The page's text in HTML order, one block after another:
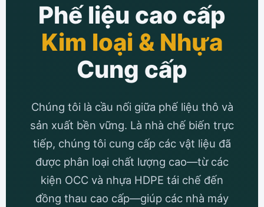
Phế liệu cao cấp
Kim loại & Nhựa
Cung cấp
Chúng tôi là cầu nối giữa phế liệu thô và
sản xuất bền vững. Là nhà chế biến trực
tiếp, chúng tôi cung cấp các vật liệu đã
được phân loại chất lượng cao—từ các
kiện OCC và nhựa HDPE tái chế đến
đồng thau cao cấp—giúp các nhà máy